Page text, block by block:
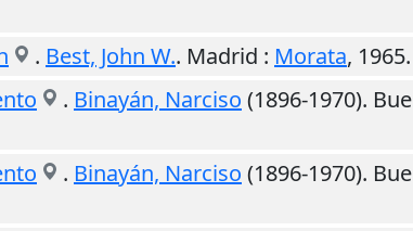
. Best, John W.. Madrid : Morata, 1965.
. Binayán, Narciso (1896-1970).
. Binayán, Narciso (1896-1970).